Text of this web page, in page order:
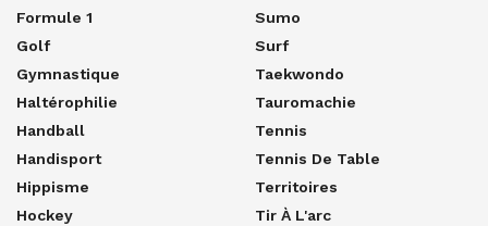
Formule 1
Golf
Gymnastique
Haltérophilie
Handball
Handisport
Hippisme
Hockey
Sumo
Surf
Taekwondo
Tauromachie
Tennis
Tennis De Table
Territoires
Tir À L'arc